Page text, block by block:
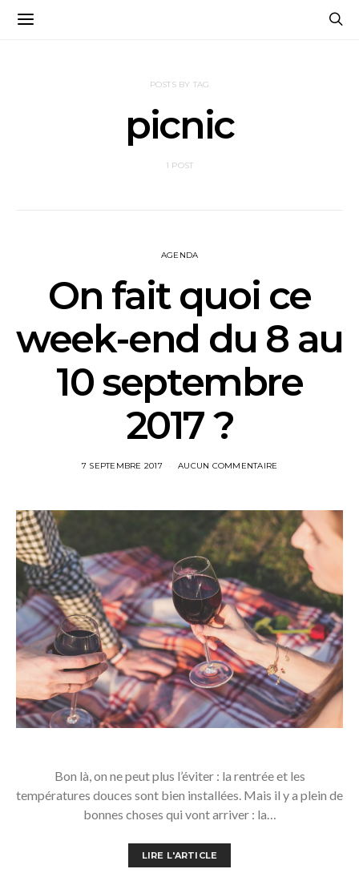
POSTS BY TAG
picnic
1 POST
AGENDA
On fait quoi ce
week-end du 8 au
10 septembre
2017 ?
7 SEPTEMBRE 2017 AUCUN COMMENTAIRE
Bon là, on ne peut plus l’éviter : la rentrée et les
températures douces sont bien installées. Mais il y a plein de
bonnes choses qui vont arriver : la…
LIRE L'ARTICLE